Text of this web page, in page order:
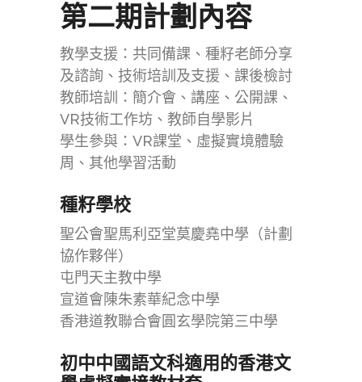
第二期計劃內容
教學支援：共同備課、種籽老師分享
及諮詢、技術培訓及支援、課後檢討
教師培訓：簡介會、講座、公開課、
VR技術工作坊、教師自學影片
學生參與：VR課堂、虛擬實境體驗
周、其他學習活動
種籽學校
聖公會聖馬利亞堂莫慶堯中學（計劃
協作夥伴）
屯門天主教中學
宣道會陳朱素華紀念中學
香港道教聯合會圓玄學院第三中學
初中中國語文科適用的香港文